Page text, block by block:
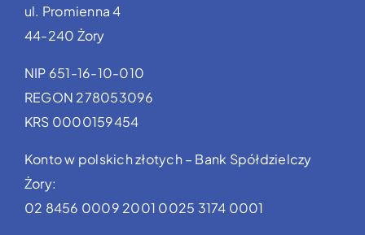
ul. Promienna 4
44-240 Żory
NIP 651-16-10-010
REGON 278053096
KRS 0000159454
Konto w polskich złotych – Bank Spółdzielczy
Żory:
02 8456 0009 2001 0025 3174 0001